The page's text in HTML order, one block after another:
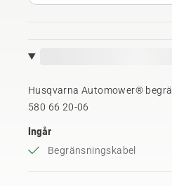
Husqvarna Automower®
580 66 20‑06
Ingår
Begränsningskabel